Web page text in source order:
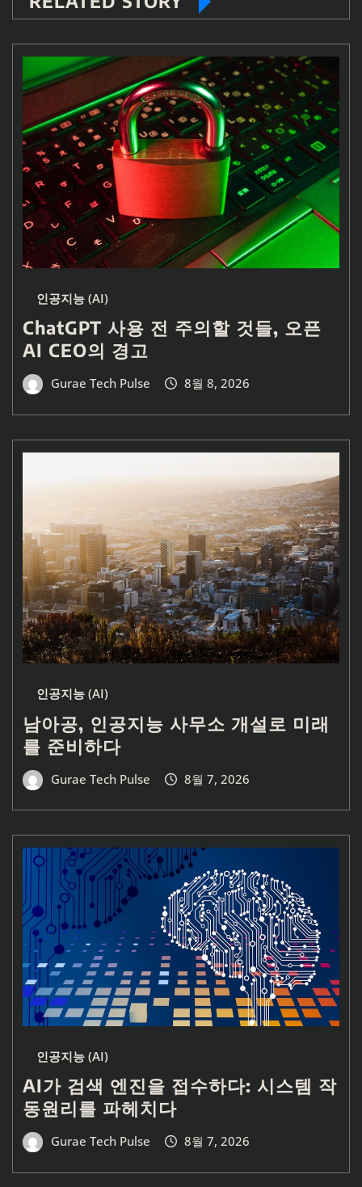
인공지능 (AI)
ChatGPT 사용 전 주의할 것들, 오픈
AI CEO의 경고
Gurae Tech Pulse 8월 8, 2026
인공지능 (AI)
남아공, 인공지능 사무소 개설로 미래
를 준비하다
Gurae Tech Pulse 8월 7, 2026
인공지능 (AI)
AI가 검색 엔진을 접수하다: 시스템 작
동원리를 파헤치다
Gurae Tech Pulse 8월 7, 2026